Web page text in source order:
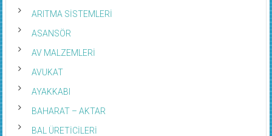
ARITMA SİSTEMLERİ
ASANSÖR
AV MALZEMLERİ
AVUKAT
AYAKKABI
BAHARAT – AKTAR
BAL ÜRETİCİLERİ